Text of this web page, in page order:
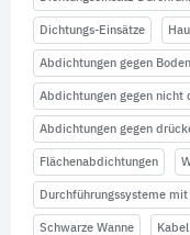
Dichtungs-Einsätze
Abdichtungen gegen
Abdichtungen gegen nicht
Abdichtungen gegen
Flächenabdichtungen
Durchführungssysteme
Schwarze Wanne Kabel